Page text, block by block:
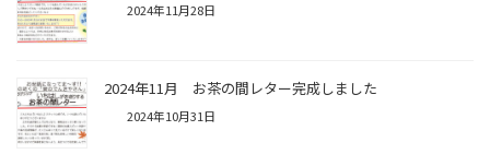
2024年11月28日
2024年11月 お茶の間レター完成しました
2024年10月31日